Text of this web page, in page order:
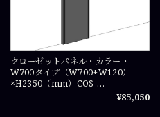
クローゼットパネル・カラー・
W700タイプ（W700+W120）
×H2350（mm）COS-
¥85,050